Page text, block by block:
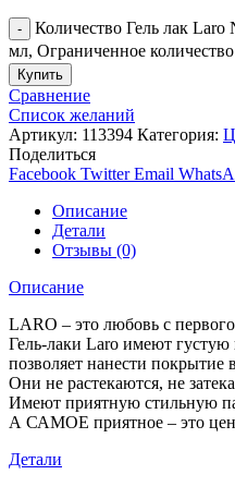
Количество Гель лак Laro
мл, Ограниченное количество
Купить
Сравнение
Список желаний
Артикул: 113394 Категория:
Поделиться
Facebook Twitter Email
Описание
Детали
Отзывы (0)
Описание
LARO – это любовь с
Гель-лаки Laro имеют густую
позволяет нанести покрытие
Они не растекаются, не
Имеют приятную стильную
А САМОЕ приятное – это
Детали